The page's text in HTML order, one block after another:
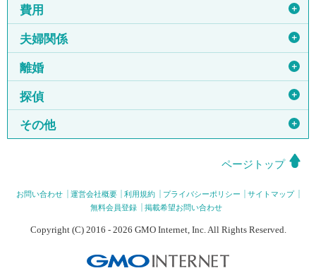
費用 ＋
夫婦関係 ＋
離婚 ＋
探偵 ＋
その他 ＋
ページトップ
お問い合わせ 運営会社概要 利用規約 プライバシーポリシー
サイトマップ
無料会員登録
掲載希望お問い合わせ
Copyright (C) 2016 - 2026 GMO Internet, Inc. All Rights Reserved.